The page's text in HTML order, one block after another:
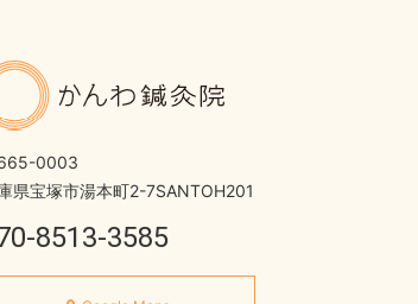
0003
県宝塚市湯本町2-7SANTOH201
8513-3585